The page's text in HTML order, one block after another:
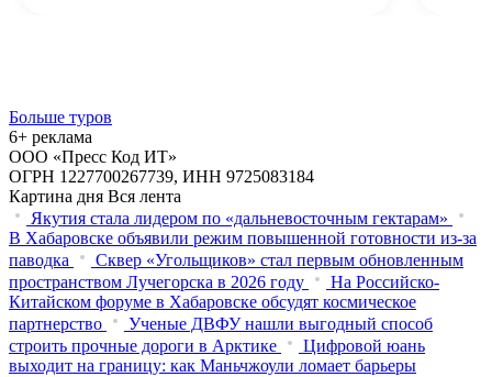
Больше туров
6+ реклама
ООО «Пресс Код ИТ»
ОГРН 1227700267739, ИНН 9725083184
Картина дня Вся лента
Якутия стала лидером по «дальневосточным гектарам»
В Хабаровске объявили режим повышенной готовности из‑за
паводка
Сквер «Угольщиков» стал первым обновленным
пространством Лучегорска в 2026 году
На Российско-
Китайском форуме в Хабаровске обсудят космическое
партнерство
Ученые ДВФУ нашли выгодный способ
строить прочные дороги в Арктике
Цифровой юань
выходит на границу: как Маньчжоули ломает барьеры